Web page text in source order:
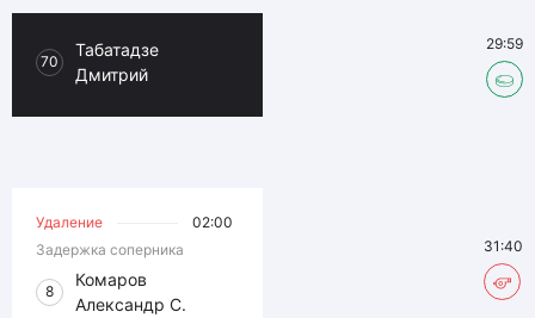
70
Табатадзе
Дмитрий
29:59
Удаление
02:00
Задержка соперника
8
Комаров
Александр С.
31:40